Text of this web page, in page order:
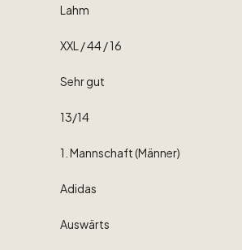
Lahm
XXL ​/​44​/​16
Sehrgut
13​/​14
1. Mannschaft(Männer)
Adidas
Auswärts